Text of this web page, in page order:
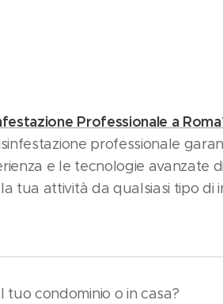
Professionale a
professionale
e le tecnologie avanzate di
tua attività da qualsiasi tipo di
tuo condominio o in casa?